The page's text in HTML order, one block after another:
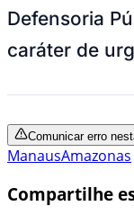
Defensoria
caráter de
Comunicar erro
ManausAmazonas
Compartilhe